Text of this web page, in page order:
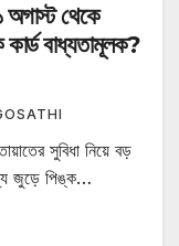
থেকে
কার্ড বাধ্যতামূলক?
সুবিধা নিয়ে বড়
জুড়ে পিঙ্ক…